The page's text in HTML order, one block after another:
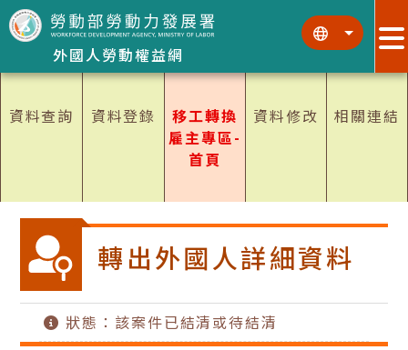
跳到主要內容區塊
外國人勞動權益網
::: :::
資料查詢 資料登錄
移工轉換
雇主專區-
首頁
資料修改 相關連結
轉出外國人詳細資料
狀態：該案件已結清或待結清